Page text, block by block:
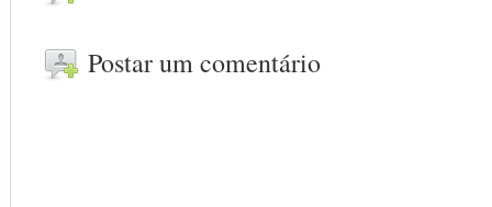
Postar um comentário